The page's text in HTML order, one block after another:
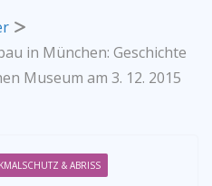
in München: Geschichte
Museum am 3. 12. 2015
& ABRISS